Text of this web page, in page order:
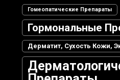
Гомеопатические Препараты
Гормональные
Дерматит, Сухость Кожи,